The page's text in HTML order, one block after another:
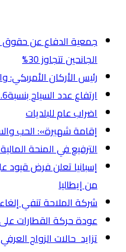
جمعية الدفاع عن حقوق
الجانحين تتجاوز 30%
رئيس الأركان
ارتفاع عدد السياح بنسبة2.6%
اضراب عام للبلديات
إقامة شهيرة»: الحب
الترفيع في المنحة
إسبانيا تعلن فرض قيود
من إيطاليا
شركة الملاحة تنفي
عودة حركة القطارات
تزايد حالات الزواج